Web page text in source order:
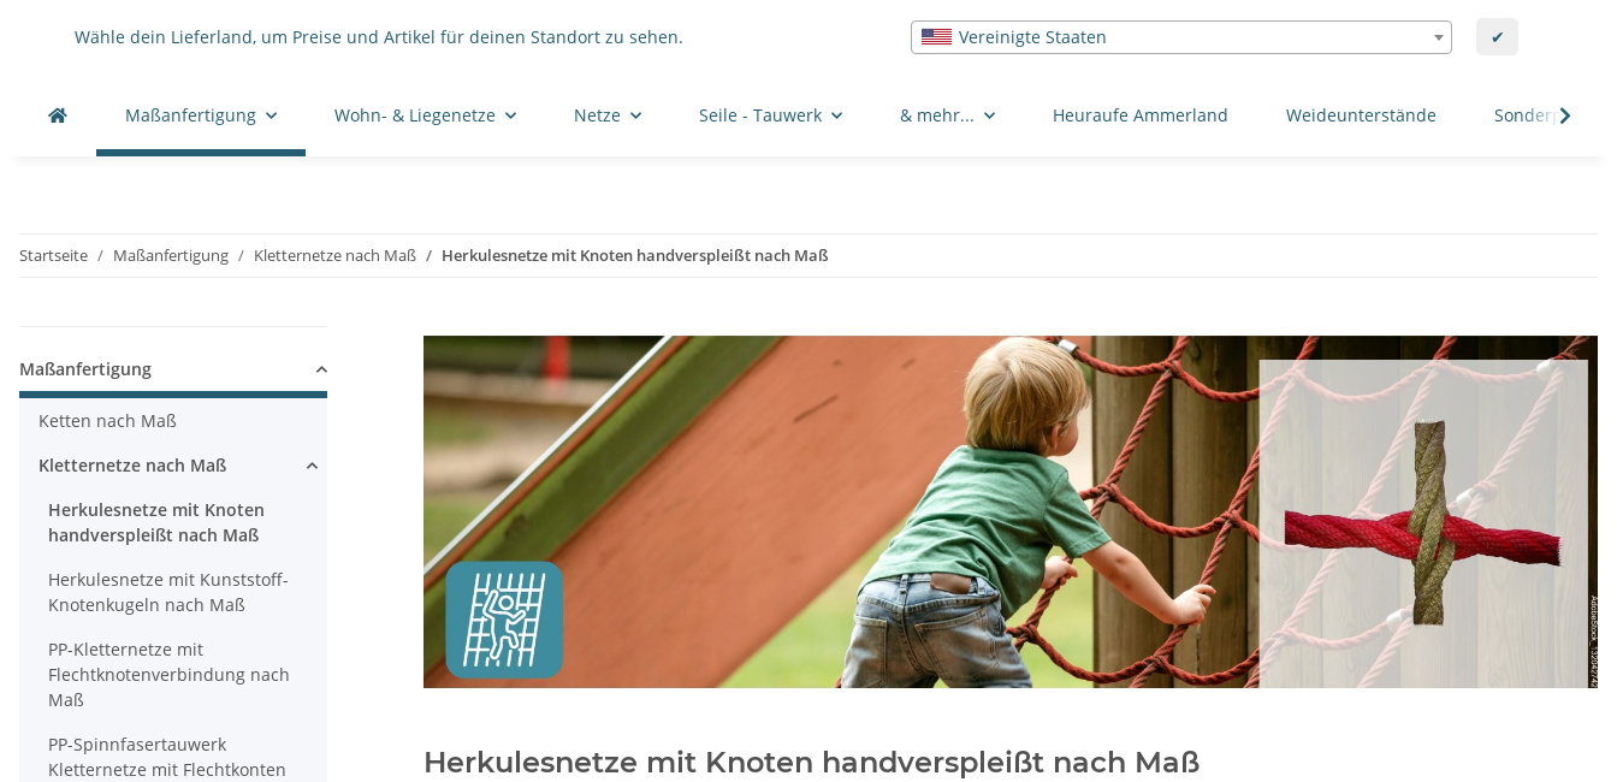
Wähle dein Lieferland, um Preise und Artikel für deinen Standort zu sehen. Vereinigte Staaten ✔
Maßanfertigung Wohn- & Liegenetze Netze Seile - Tauwerk & mehr... Heuraufe Ammerland Weideunterstände Sonderposten
Startseite Maßanfertigung Kletternetze nach Maß Herkulesnetze mit Knoten handverspleißt nach Maß
Herkulesnetze mit Knoten handverspleißt nach Maß
Maßanfertigung
Ketten nach Maß
Kletternetze nach Maß
Herkulesnetze mit Knoten
handverspleißt nach Maß
Herkulesnetze mit Kunststoff-
Knotenkugeln nach Maß
PP-Kletternetze mit
Flechtknotenverbindung nach
Maß
PP-Spinnfasertauwerk
Kletternetze mit Flechtkonten